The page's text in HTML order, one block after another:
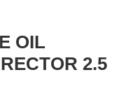
OIL
2.5